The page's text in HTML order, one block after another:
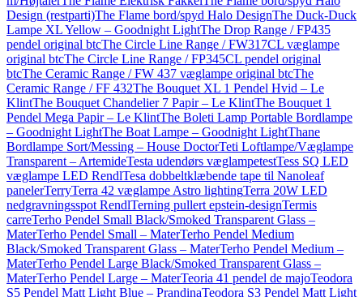
Design (restparti)The Flame bord/spyd Halo DesignThe Duck-Duck
Lampe XL Yellow – Goodnight LightThe Drop Range / FP435
pendel original btcThe Circle Line Range / FW317CL væglampe
original btcThe Circle Line Range / FP345CL pendel original
btcThe Ceramic Range / FW 437 væglampe original btcThe
Ceramic Range / FF 432The Bouquet XL 1 Pendel Hvid – Le
KlintThe Bouquet Chandelier 7 Papir – Le KlintThe Bouquet 1
Pendel Mega Papir – Le KlintThe Boleti Lamp Portable Bordlampe
– Goodnight LightThe Boat Lampe – Goodnight LightThane
Bordlampe Sort/Messing – House DoctorTeti Loftlampe/Væglampe
Transparent – ArtemideTesta udendørs væglampetestTess SQ LED
væglampe LED RendlTesa dobbeltklæbende tape til Nanoleaf
panelerTerryTerra 42 væglampe Astro lightingTerra 20W LED
nedgravningsspot RendlTerning pullert epstein-designTermis
carreTerho Pendel Small Black/Smoked Transparent Glass –
MaterTerho Pendel Small – MaterTerho Pendel Medium
Black/Smoked Transparent Glass – MaterTerho Pendel Medium –
MaterTerho Pendel Large Black/Smoked Transparent Glass –
MaterTerho Pendel Large – MaterTeoria 41 pendel de majoTeodora
S5 Pendel Matt Light Blue – PrandinaTeodora S3 Pendel Matt Light